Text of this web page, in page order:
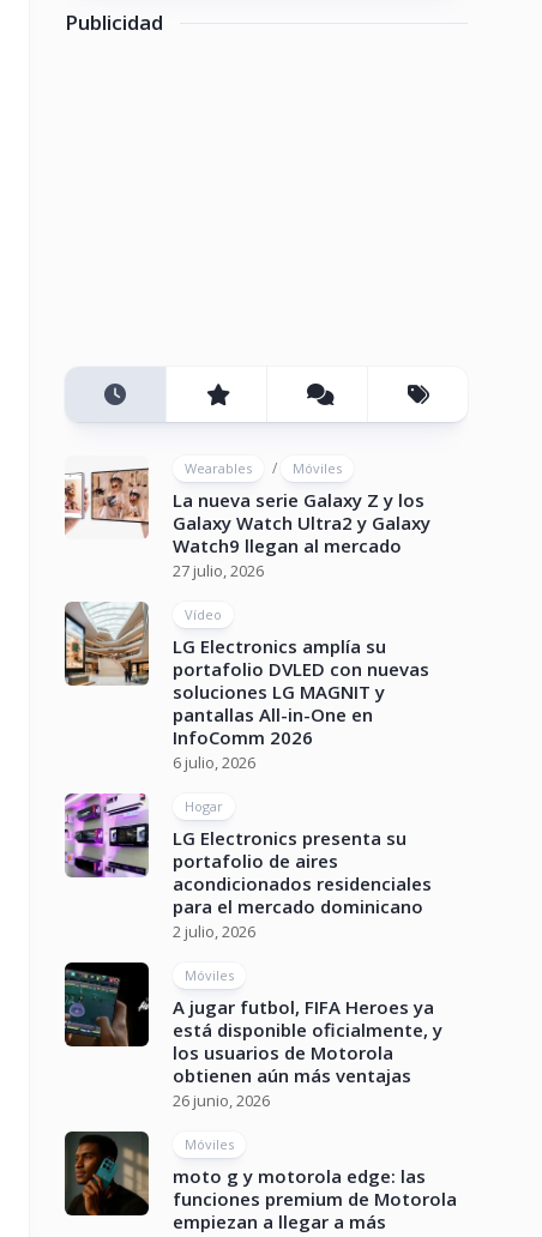
Publicidad
Wearables / Móviles
La nueva serie Galaxy Z y los
Galaxy Watch Ultra2 y Galaxy
Watch9 llegan al mercado
27 julio, 2026
Vídeo
LG Electronics amplía su
portafolio DVLED con nuevas
soluciones LG MAGNIT y
pantallas All-in-One en
InfoComm 2026
6 julio, 2026
Hogar
LG Electronics presenta su
portafolio de aires
acondicionados residenciales
para el mercado dominicano
2 julio, 2026
Móviles
A jugar futbol, FIFA Heroes ya
está disponible oficialmente, y
los usuarios de Motorola
obtienen aún más ventajas
26 junio, 2026
Móviles
moto g y motorola edge: las
funciones premium de Motorola
empiezan a llegar a más